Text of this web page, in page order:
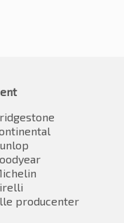
producenter